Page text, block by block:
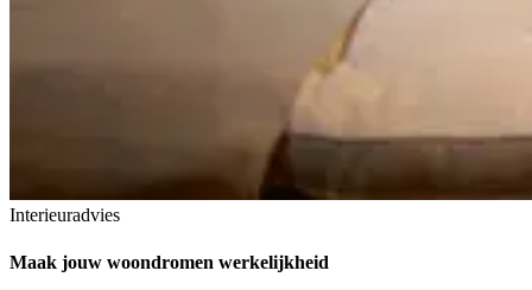
Interieuradvies
Maak jouw woondromen werkelijkheid